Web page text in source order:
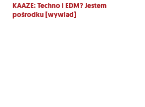
KAAZE: Techno i EDM? Jestem
pośrodku [wywiad]